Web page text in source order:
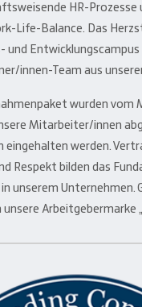
HR-Prozesse
Life-Balance. Das
und
innen-Team aus
wurden vom
Mitarbeiter/innen
eingehalten werden.
Respekt bilden das
unserem Unternehmen.
Arbeitgebermarke